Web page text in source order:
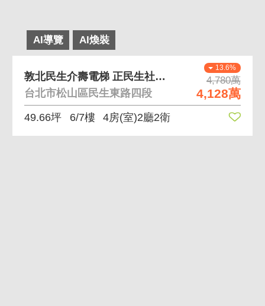
AI導覽 AI煥裝
13.6%
4,780萬
4,128萬
敦北民生介壽電梯 正民生社區全天候管理
台北市松山區民生東路四段
49.66坪 6/7樓 4房(室)2廳2衛